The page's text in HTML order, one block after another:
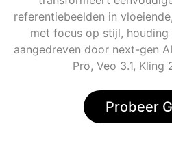
referentiebeelden in
met focus op stijl,
aangedreven door next-gen
Pro, Veo 3.1, Kling
Probeer